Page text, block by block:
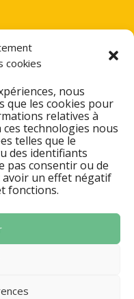
cookies
nous
que les cookies pour
relatives à
technologies nous
telles que le
des identifiants
pas consentir ou de
un effet négatif
fonctions.